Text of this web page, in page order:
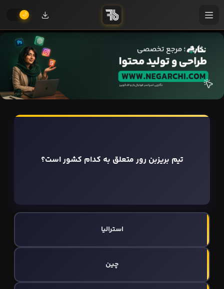
تیم بریزبن رور متعلق به کدام کشور است؟
استرالیا
چین